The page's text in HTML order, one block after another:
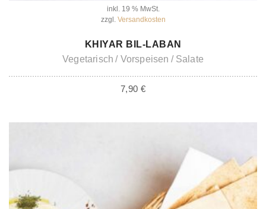
inkl. 19 % MwSt.
zzgl. Versandkosten
IN DEN WARENKORB
KHIYAR BIL-LABAN
Vegetarisch
Vorspeisen Salate
7,90 €